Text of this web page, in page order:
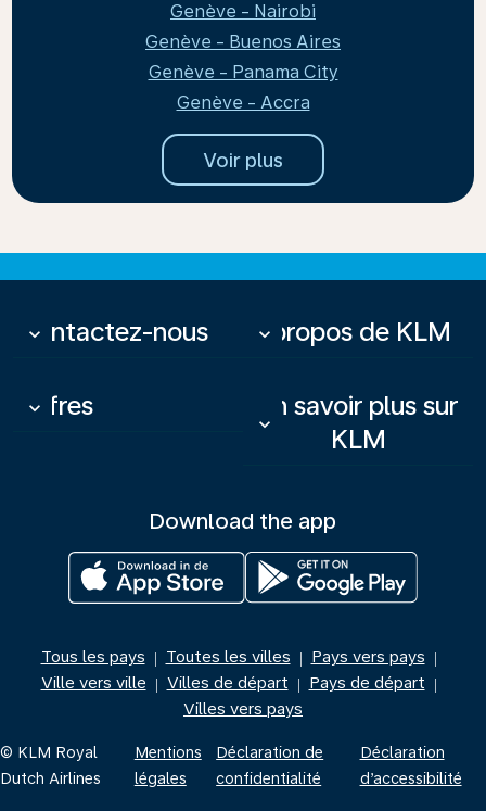
Genève - Nairobi
Genève - Buenos Aires
Genève - Panama City
Genève - Accra
Voir plus
Contactez-nous
keyboard_arrow_down À propos de KLM
keyboard_arrow_down
Offres
keyboard_arrow_down
En savoir plus sur
KLM
keyboard_arrow_down
Download the app
Tous les pays | Toutes les villes | Pays vers pays |
Ville vers ville | Villes de départ | Pays de départ |
Villes vers pays
© KLM Royal
Dutch Airlines
Mentions
légales
Déclaration de
confidentialité
Déclaration
d’accessibilité